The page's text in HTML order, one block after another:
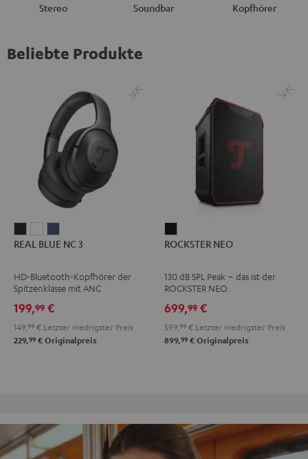
Stereo Soundbar Kopfhörer
Beliebte Produkte
BLUE
3
Night
Black
BLUE
3
Pearl
White
BLUE
3
Steel
REAL BLUE NC 3
HD-Bluetooth-Kopfhörer der
Spitzenklasse mit ANC
199,99 €
149, 99 € Letzter niedrigster Preis
229,99 € Originalpreis
NEO
ROCKSTER NEO
130 dB SPL Peak – das ist der
ROCKSTER NEO.
699,99 €
599, 99 € Letzter niedrigster Preis
899,99 € Originalpreis